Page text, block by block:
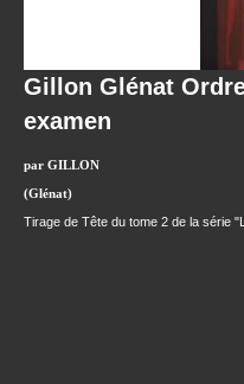
Gillon Glénat
examen
par GILLON
(Glénat)
Tirage de Tête du tome 2 de la série